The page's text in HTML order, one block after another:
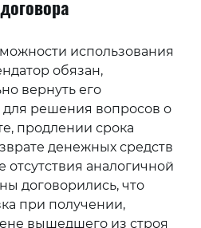
использования
обязан,
вернуть его
решения вопросов о
продлении срока
денежных средств
отсутствия аналогичной
договорились, что
при получении,
вышедшего из строя